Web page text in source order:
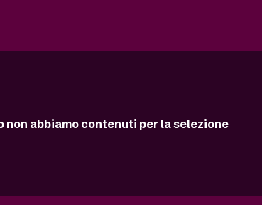
non abbiamo contenuti per la selezione